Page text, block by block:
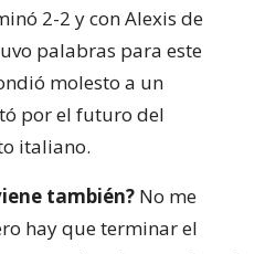
2-2 y con Alexis de
palabras para este
molesto a un
por el futuro del
italiano.
también? No me
hay que terminar el